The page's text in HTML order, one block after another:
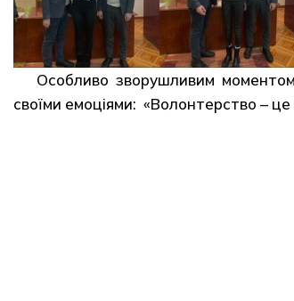
Особливо зворушливим
своїми емоціями: «Волонтерство –